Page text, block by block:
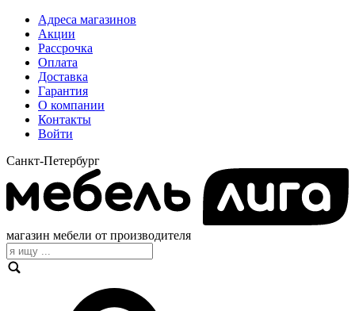
Адреса магазинов
Акции
Рассрочка
Оплата
Доставка
Гарантия
О компании
Контакты
Войти
Санкт-Петербург
магазин мебели от производителя